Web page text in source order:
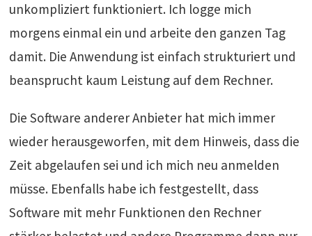
unkompliziert funktioniert. Ich logge mich
morgens einmal ein und arbeite den ganzen Tag
damit. Die Anwendung ist einfach strukturiert und
beansprucht kaum Leistung auf dem Rechner.
Die Software anderer Anbieter hat mich immer
wieder herausgeworfen, mit dem Hinweis, dass die
Zeit abgelaufen sei und ich mich neu anmelden
müsse. Ebenfalls habe ich festgestellt, dass
Software mit mehr Funktionen den Rechner